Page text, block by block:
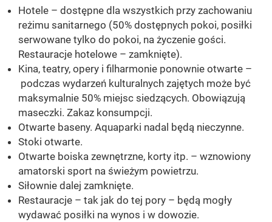
Hotele – dostępne dla wszystkich przy zachowaniu
reżimu sanitarnego (50% dostępnych pokoi, posiłki
serwowane tylko do pokoi, na życzenie gości.
Restauracje hotelowe – zamknięte).
Kina, teatry, opery i filharmonie ponownie otwarte –
podczas wydarzeń kulturalnych zajętych może być
maksymalnie 50% miejsc siedzących. Obowiązują
maseczki. Zakaz konsumpcji.
Otwarte baseny. Aquaparki nadal będą nieczynne.
Stoki otwarte.
Otwarte boiska zewnętrzne, korty itp. – wznowiony
amatorski sport na świeżym powietrzu.
Siłownie dalej zamknięte.
Restauracje – tak jak do tej pory – będą mogły
wydawać posiłki na wynos i w dowozie.